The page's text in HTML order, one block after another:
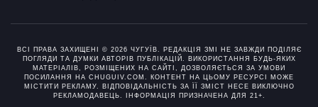
ВСІ ПРАВА ЗАХИЩЕНІ © 2026 ЧУГУЇВ. РЕДАКЦІЯ ЗМІ НЕ ЗАВЖДИ ПОДІЛЯЄ
ПОГЛЯДИ ТА ДУМКИ АВТОРІВ ПУБЛІКАЦІЙ. ВИКОРИСТАННЯ БУДЬ-ЯКИХ
МАТЕРІАЛІВ, РОЗМІЩЕНИХ НА САЙТІ, ДОЗВОЛЯЄТЬСЯ ЗА УМОВИ
ПОСИЛАННЯ НА CHUGUIV.COM. КОНТЕНТ НА ЦЬОМУ РЕСУРСІ МОЖЕ
МІСТИТИ РЕКЛАМУ. ВІДПОВІДАЛЬНІСТЬ ЗА ЇЇ ЗМІСТ НЕСЕ ВИКЛЮЧНО
РЕКЛАМОДАВЕЦЬ. ІНФОРМАЦІЯ ПРИЗНАЧЕНА ДЛЯ 21+.